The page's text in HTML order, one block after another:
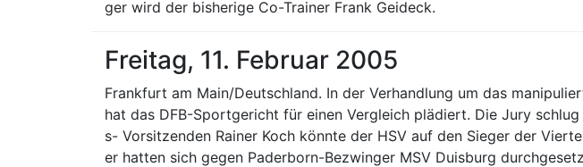
ger wird der bisherige Co-Trainer Frank Geideck.
Freitag, 11. Februar 2005
Frankfurt am Main/Deutschland. In der Verhandlung um das
hat das DFB-Sportgericht für einen Vergleich plädiert. Die Jury
s- Vorsitzenden Rainer Koch könnte der HSV auf den Sieger der
er hatten sich gegen Paderborn-Bezwinger MSV Duisburg